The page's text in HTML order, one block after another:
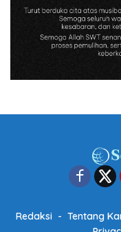
Redaksi Tentang